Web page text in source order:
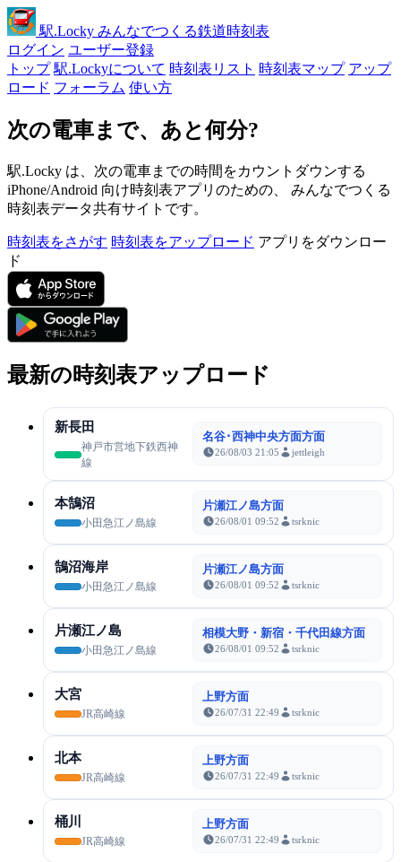
駅.Locky みんなでつくる鉄道時刻表
ログイン ユーザー登録
トップ 駅.Lockyについて 時刻表リスト 時刻表マップ アップ
ロード フォーラム 使い方
次の電車まで、あと何分?
駅.Locky は、次の電車までの時間をカウントダウンする
iPhone/Android 向け時刻表アプリのための、 みんなでつくる
時刻表データ共有サイトです。
時刻表をさがす 時刻表をアップロード アプリをダウンロー
ド
最新の時刻表アップロード
新長田
神戸市営地下鉄西神
線
名谷･西神中央方面方面
26/08/03 21:05 jettleigh
本鵠沼
小田急江ノ島線
片瀬江ノ島方面
26/08/01 09:52 tsrknic
鵠沼海岸
小田急江ノ島線
片瀬江ノ島方面
26/08/01 09:52 tsrknic
片瀬江ノ島
小田急江ノ島線
相模大野・新宿・千代田線方面
26/08/01 09:52 tsrknic
大宮
JR高崎線
上野方面
26/07/31 22:49 tsrknic
北本
JR高崎線
上野方面
26/07/31 22:49 tsrknic
桶川
JR高崎線
上野方面
26/07/31 22:49 tsrknic